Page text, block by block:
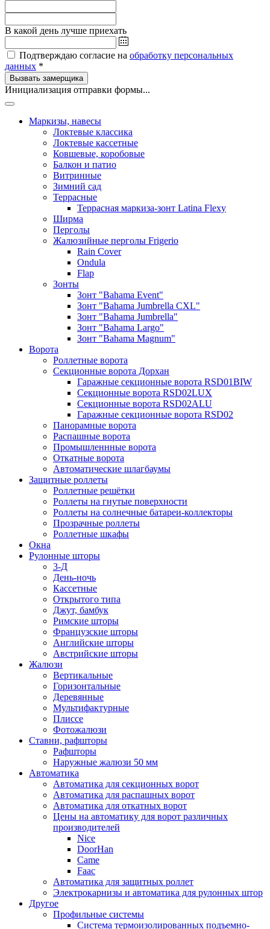
В какой день лучше приехать
Подтверждаю согласие на обработку персональных
данных *
Вызвать замерщика
Инициализация отправки формы...
Маркизы, навесы
Локтевые классика
Локтевые кассетные
Ковшевые, коробовые
Балкон и патио
Витринные
Зимний сад
Террасные
Террасная маркиза-зонт Latina Flexy
Ширма
Перголы
Жалюзийные перголы Frigerio
Rain Cover
Ondula
Flap
Зонты
Зонт "Bahama Event"
Зонт "Bahama Jumbrella CXL"
Зонт "Bahama Jumbrella"
Зонт "Bahama Largo"
Зонт "Bahama Magnum"
Ворота
Роллетные ворота
Секционные ворота Дорхан
Гаражные секционные ворота RSD01BIW
Секционные ворота RSD02LUX
Секционные ворота RSD02ALU
Гаражные секционные ворота RSD02
Панорамные ворота
Распашные ворота
Промышленнные ворота
Откатные ворота
Автоматические шлагбаумы
Защитные роллеты
Роллетные решётки
Роллеты на гнутые поверхности
Роллеты на солнечные батареи-коллекторы
Прозрачные роллеты
Роллетные шкафы
Окна
Рулонные шторы
3-Д
День-ночь
Кассетные
Открытого типа
Джут, бамбук
Римские шторы
Французские шторы
Английские шторы
Австрийские шторы
Жалюзи
Вертикальные
Горизонтальные
Деревянные
Мультифактурные
Плиссе
Фотожалюзи
Ставни, рафшторы
Рафшторы
Наружные жалюзи 50 мм
Автоматика
Автоматика для секционных ворот
Автоматика для распашных ворот
Автоматика для откатных ворот
Цены на автоматику для ворот различных
производителей
Nice
DoorHan
Came
Faac
Автоматика для защитных роллет
Электрокарнизы и автоматика для рулонных штор
Другое
Профильные системы
Система термоизолированных подъемно-